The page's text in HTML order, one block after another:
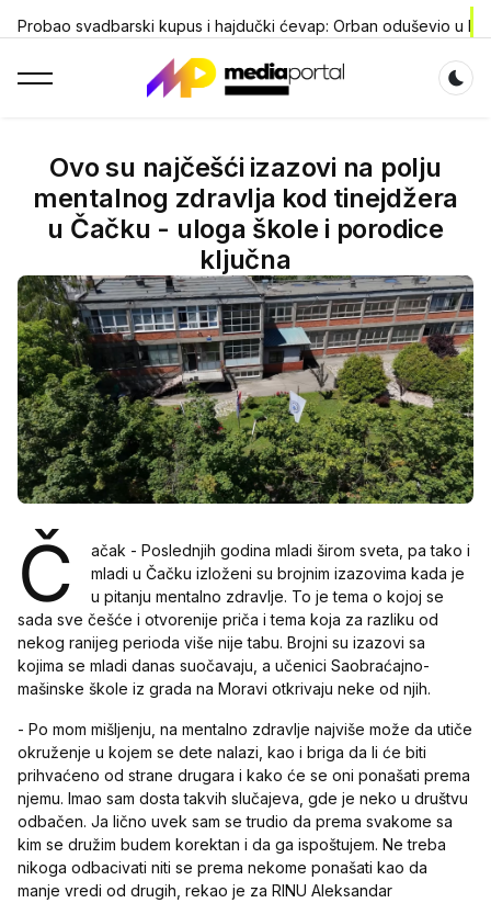
Probao svadbarski kupus i hajdučki ćevap: Orban oduševio u
Ovo su najčešći izazovi na polju
mentalnog zdravlja kod tinejdžera
u Čačku - uloga škole i porodice
ključna
Č
ačak - Poslednjih godina mladi širom sveta, pa tako i
mladi u Čačku izloženi su brojnim izazovima kada je
u pitanju mentalno zdravlje. To je tema o kojoj se
sada sve češće i otvorenije priča i tema koja za razliku od
nekog ranijeg perioda više nije tabu. Brojni su izazovi sa
kojima se mladi danas suočavaju, a učenici Saobraćajno-
mašinske škole iz grada na Moravi otkrivaju neke od njih.
- Po mom mišljenju, na mentalno zdravlje najviše može da utiče
okruženje u kojem se dete nalazi, kao i briga da li će biti
prihvaćeno od strane drugara i kako će se oni ponašati prema
njemu. Imao sam dosta takvih slučajeva, gde je neko u društvu
odbačen. Ja lično uvek sam se trudio da prema svakome sa
kim se družim budem korektan i da ga ispoštujem. Ne treba
nikoga odbacivati niti se prema nekome ponašati kao da
manje vredi od drugih, rekao je za RINU Aleksandar